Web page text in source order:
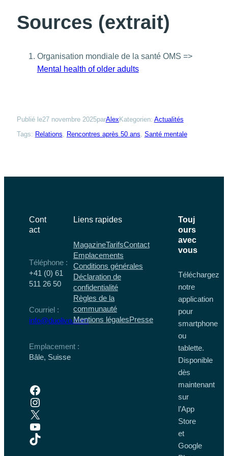
Sources (extrait)
Organisation mondiale de la santé OMS =>
Mental health of older adults
Publié le27 novembre 2025parAlexKategorien: Actualités
Tags: Relations Rencontres après 50 ans Santé mentale
Cont
act
Téléphone :
+41 (0) 61
511 26 50
Courriel :
info@duolivo.com
Emplacement :
Bâle, Suisse
Facebook
Instagram
X
YouTube
TikTok
Liens rapides
MagazineTarifsContact
Emplacements
Conditions générales
Déclaration de
confidentialité
Règles de la
communauté
Mentions légalesPresse
Touj
ours
avec
vous
Téléchargez
notre
application
pour
smartphone
ou
tablette.
Disponible
dès
maintenant
sur
l’App
Store
et
Google